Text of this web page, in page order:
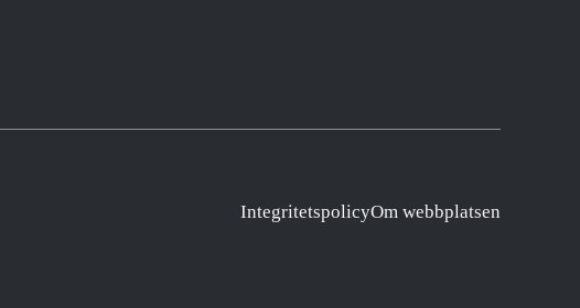
IntegritetspolicyOm webbplatsen